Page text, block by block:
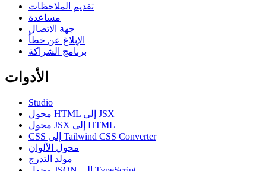
تقديم الملاحظات
مساعدة
جهة الاتصال
الإبلاغ عن خطأ
برنامج الشراكة
الأدوات
Studio
محول HTML إلى JSX
محول JSX إلى HTML
CSS إلى Tailwind CSS Converter
محول الألوان
مولد التدرج